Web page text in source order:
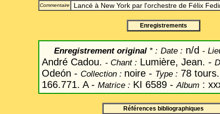
Commentaire Lancé à New York par l'orchestre de Félix
Enregistrements
Enregistrement original * : Date : n/d -
André Cadou. - Chant: Lumière, Jean. -
Odeón - Collection : noire - Type : 78
166.771. A - Matrice : KI 6589 - Album :
Références bibliographiques